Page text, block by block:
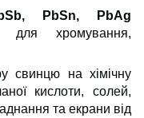
PbSn, PbAg
для хромування,
свинцю на хімічну
кислоти, солей,
та екрани від